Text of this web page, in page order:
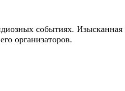
событиях. Изысканная
организаторов.